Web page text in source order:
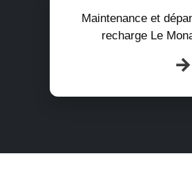
Maintenance et
recharge Le